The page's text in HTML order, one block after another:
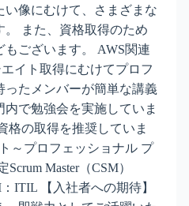
像にむけて、さまざまな
また、資格取得のため
ございます。 AWS関連
イト取得にむけてプロフ
ったメンバーが簡単な講義
で勉強会を実施していま
格の取得を推奨していま
～プロフェッショナル プ
Master（CSM）
ITIL 【入社者への期待】